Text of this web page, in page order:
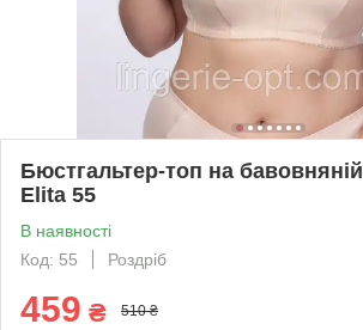
Бюстгальтер-топ на бавовняній
Elita 55
В наявності
Код: 55
Роздріб
459 ₴ 510 ₴